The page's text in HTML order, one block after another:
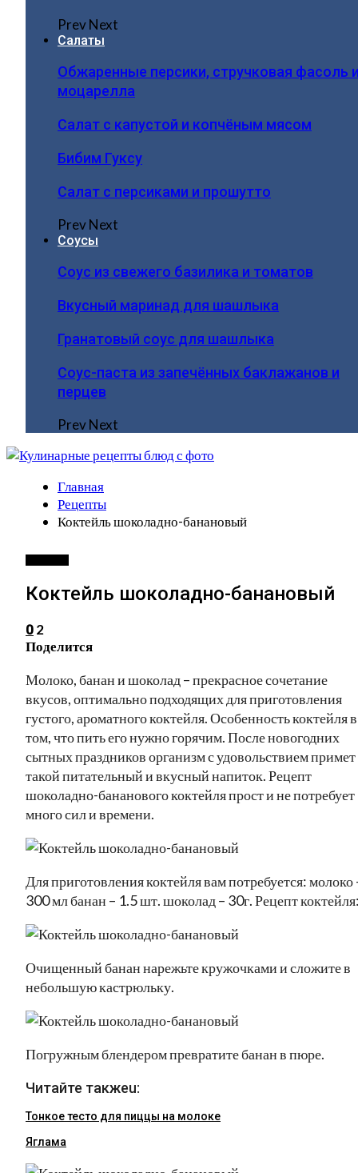
PrevNext
Салаты
Обжаренные персики, стручковая фасоль
моцарелла
Салат с капустой и копчёным мясом
Бибим Гуксу
Салат с персиками и прошутто
PrevNext
Соусы
Соус из свежего базилика и томатов
Вкусный маринад для шашлыка
Гранатовый соус для шашлыка
Соус-паста из запечённых баклажанов и
перцев
PrevNext
Главная
Рецепты
Коктейль шоколадно-банановый
Коктейль шоколадно-банановый
0 2
Поделится
Молоко, банан и шоколад – прекрасное сочетание
вкусов, оптимально подходящих для приготовления
густого, ароматного коктейля. Особенность коктейля в
том, что пить его нужно горячим. После новогодних
сытных праздников организм с удовольствием примет
такой питательный и вкусный напиток. Рецепт
шоколадно-бананового коктейля прост и не потребует
много сил и времени.
Для приготовления коктейля вам потребуется: молоко
300 мл банан – 1.5 шт. шоколад – 30г. Рецепт
Очищенный банан нарежьте кружочками и сложите в
небольшую кастрюльку.
Погружным блендером превратите банан в пюре.
Читайте такжеu:
Тонкое тесто для пиццы на молоке
Яглама